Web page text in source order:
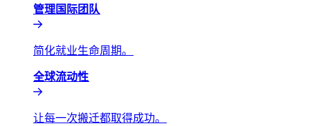
管理国际团队​​
简化就业生命周期。​​
全球流动性​​
让每一次搬迁都取得成功。​​